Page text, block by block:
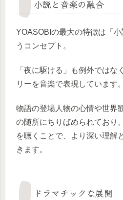
小説と音楽の融合
YOASOBIの最大の特徴は「
うコンセプト。
「夜に駆ける」も例外ではな
リーを音楽で表現しています。
物語の登場人物の心情や世界
の随所にちりばめられており
を聴くことで、より深い理解
きます。
ドラマチックな展開